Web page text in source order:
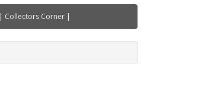
| Collectors Corner |